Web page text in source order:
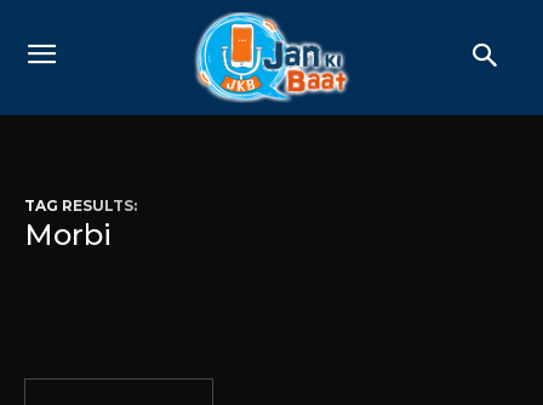
TAG RESULTS:
Morbi